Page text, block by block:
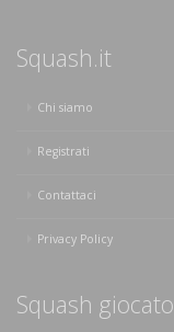
Squash.it
Chi siamo
Registrati
Contattaci
Privacy Policy
Squash giocato